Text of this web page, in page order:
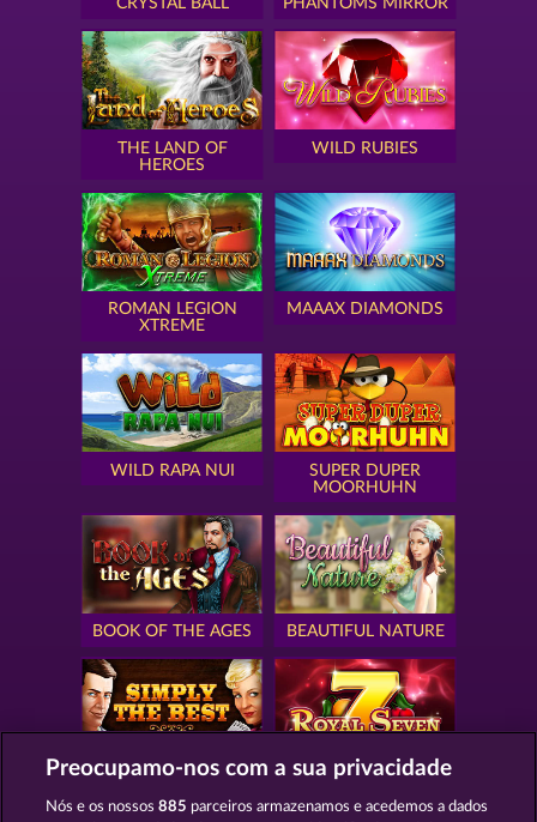
CRYSTAL BALL PHANTOMS MIRROR
THE LAND OF
HEROES
WILD RUBIES
ROMAN LEGION
XTREME
MAAAX DIAMONDS
WILD RAPA NUI
SUPER DUPER
MOORHUHN
BOOK OF THE AGES BEAUTIFUL NATURE
SIMPLY THE BEST ROYAL SEVEN
Preocupamo-nos com a sua privacidade
Nós e os nossos885 parceiros armazenamos e acedemos a dados